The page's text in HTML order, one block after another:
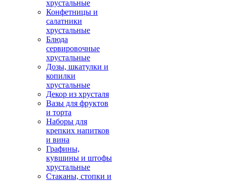
хрустальные
Конфетницы и
салатники
хрустальные
Блюда
сервировочные
хрустальные
Дозы, шкатулки и
копилки
хрустальные
Декор из хрусталя
Вазы для фруктов
и торта
Наборы для
крепких напитков
и вина
Графины,
кувшины и штофы
хрустальные
Стаканы, стопки и